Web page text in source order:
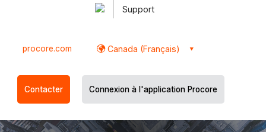
Support
procore.com Canada (Français)
Contacter Connexion à l'application Procore